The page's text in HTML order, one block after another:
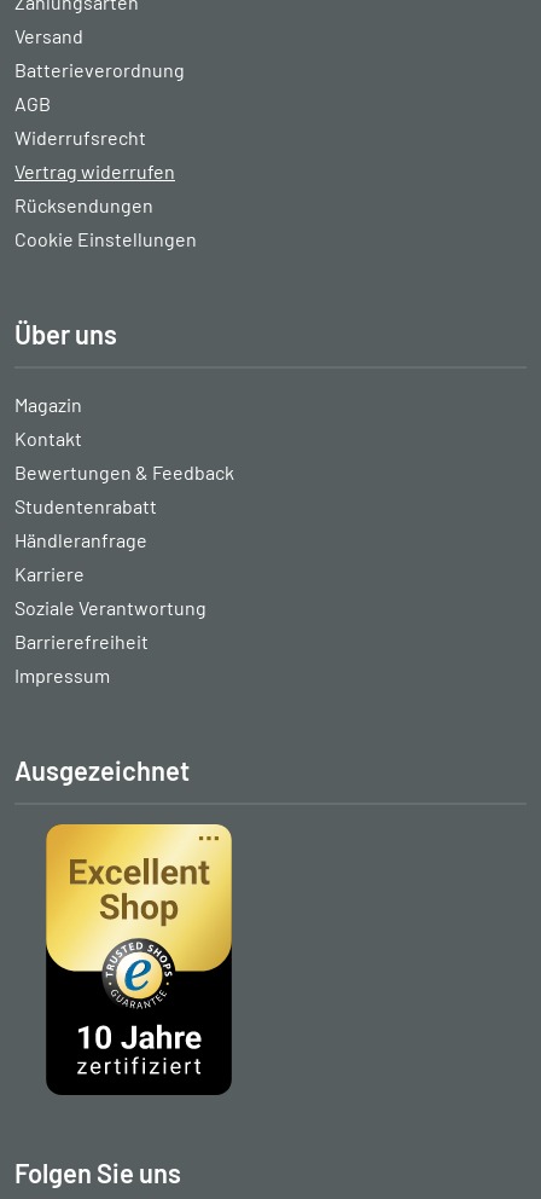
Versand
Batterieverordnung
AGB
Widerrufsrecht
Vertrag widerrufen
Rücksendungen
Cookie Einstellungen
Über uns
Magazin
Kontakt
Bewertungen & Feedback
Studentenrabatt
Händleranfrage
Karriere
Soziale Verantwortung
Barrierefreiheit
Impressum
Ausgezeichnet
Folgen Sie uns